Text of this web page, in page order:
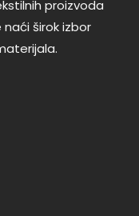
proizvoda
širok izbor